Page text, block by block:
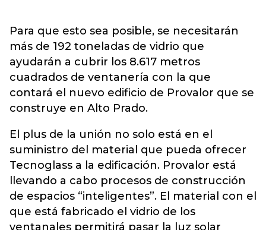
Para que esto sea posible, se necesitarán
más de 192 toneladas de vidrio que
ayudarán a cubrir los 8.617 metros
cuadrados de ventanería con la que
contará el nuevo edificio de Provalor que se
construye en Alto Prado.
El plus de la unión no solo está en el
suministro del material que pueda ofrecer
Tecnoglass a la edificación. Provalor está
llevando a cabo procesos de construcción
de espacios “inteligentes”. El material con el
que está fabricado el vidrio de los
ventanales permitirá pasar la luz solar